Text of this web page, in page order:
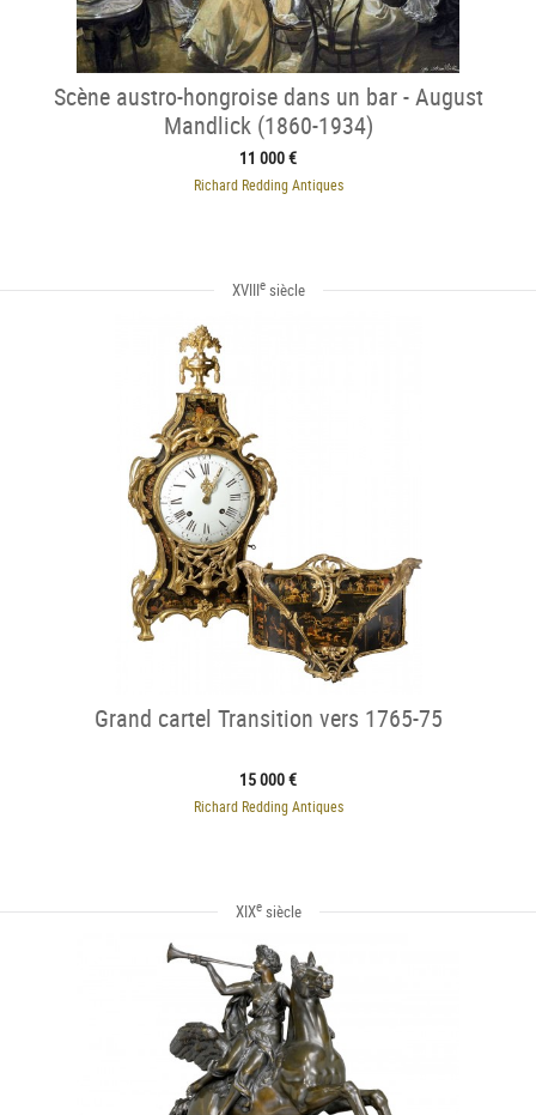
Scène austro-hongroise dans un bar - August
Mandlick (1860-1934)
11 000 €
Richard Redding Antiques
XVIIIesiècle
Grand cartel Transition vers 1765-75
15 000 €
Richard Redding Antiques
XIXesiècle